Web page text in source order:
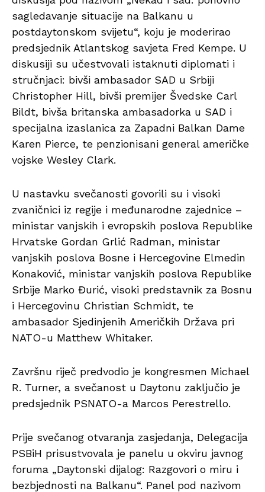
sagledavanje situacije na Balkanu u
postdaytonskom svijetu“, koju je moderirao
predsjednik Atlantskog savjeta Fred Kempe. U
diskusiji su učestvovali istaknuti diplomati i
stručnjaci: bivši ambasador SAD u Srbiji
Christopher Hill, bivši premijer Švedske Carl
Bildt, bivša britanska ambasadorka u SAD i
specijalna izaslanica za Zapadni Balkan Dame
Karen Pierce, te penzionisani general američke
vojske Wesley Clark.
U nastavku svečanosti govorili su i visoki
zvaničnici iz regije i međunarodne zajednice –
ministar vanjskih i evropskih poslova Republike
Hrvatske Gordan Grlić Radman, ministar
vanjskih poslova Bosne i Hercegovine Elmedin
Konaković, ministar vanjskih poslova Republike
Srbije Marko Đurić, visoki predstavnik za Bosnu
i Hercegovinu Christian Schmidt, te
ambasador Sjedinjenih Američkih Država pri
NATO-u Matthew Whitaker.
Završnu riječ predvodio je kongresmen Michael
R. Turner, a svečanost u Daytonu zaključio je
predsjednik PSNATO-a Marcos Perestrello.
Prije svečanog otvaranja zasjedanja, Delegacija
PSBiH prisustvovala je panelu u okviru javnog
foruma „Daytonski dijalog: Razgovori o miru i
bezbjednosti na Balkanu“. Panel pod nazivom